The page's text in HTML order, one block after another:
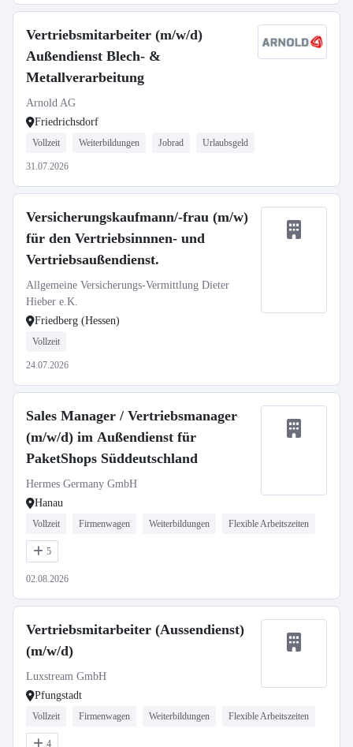
Vertriebsmitarbeiter (m/w/d)
Außendienst Blech- &
Metallverarbeitung
Arnold AG
Friedrichsdorf
Vollzeit Weiterbildungen Jobrad Urlaubsgeld
31.07.2026
Versicherungskaufmann/-frau (m/w)
für den Vertriebsinnnen- und
Vertriebsaußendienst.
Allgemeine Versicherungs-Vermittlung Dieter
Hieber e.K.
Friedberg (Hessen)
Vollzeit
24.07.2026
Sales Manager / Vertriebsmanager
(m/w/d) im Außendienst für
PaketShops Süddeutschland
Hermes Germany GmbH
Hanau
Vollzeit Firmenwagen Weiterbildungen Flexible Arbeitszeiten
5
02.08.2026
Vertriebsmitarbeiter (Aussendienst)
(m/w/d)
Luxstream GmbH
Pfungstadt
Vollzeit Firmenwagen Weiterbildungen Flexible Arbeitszeiten
4